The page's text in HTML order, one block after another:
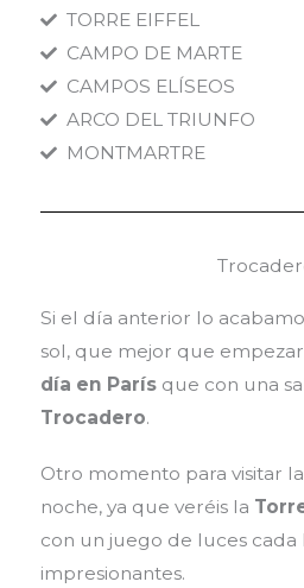
TORRE EIFFEL
CAMPO DE MARTE
CAMPOS ELÍSEOS
ARCO DEL TRIUNFO
MONTMARTRE
Si el día anterior lo
sol, que mejor que
día en Parísque con una
Trocadero.
Otro momento para visitar
noche, ya que veréis la
con un juego de luces cada
impresionantes.